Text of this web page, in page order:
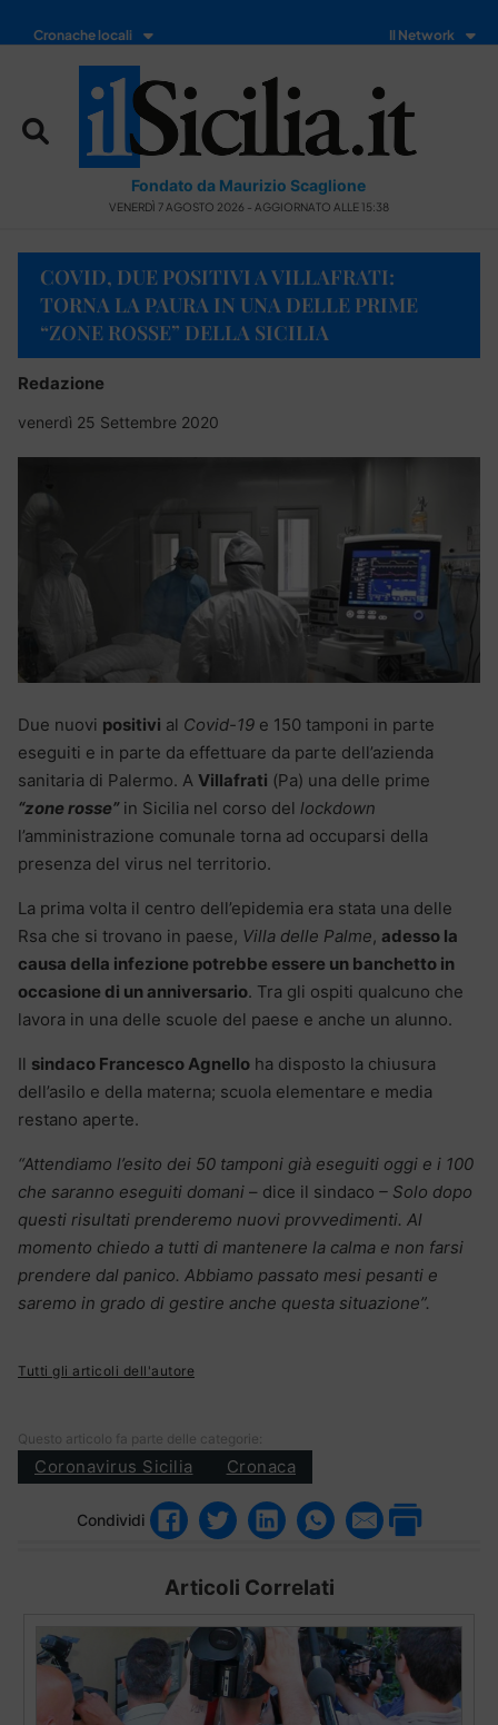
Cronache locali Il Network
Fondato da Maurizio Scaglione
VENERDÌ 7 AGOSTO 2026 - AGGIORNATO ALLE 15:38
COVID, DUE POSITIVI A VILLAFRATI:
TORNA LA PAURA IN UNA DELLE PRIME
“ZONE ROSSE” DELLA SICILIA
Redazione
venerdì 25 Settembre 2020
Due nuovi positivi al Covid-19 e 150 tamponi in parte
eseguiti e in parte da effettuare da parte dell’azienda
sanitaria di Palermo. A Villafrati (Pa) una delle prime
“zone rosse”in Sicilia nel corso del lockdown
l’amministrazione comunale torna ad occuparsi della
presenza del virus nel territorio.
La prima volta il centro dell’epidemia era stata una delle
Rsa che si trovano in paese, Villa delle Palme, adesso la
causa della infezione potrebbe essere un banchetto in
occasione di un anniversario. Tra gli ospiti qualcuno che
lavora in una delle scuole del paese e anche un alunno.
Il sindaco Francesco Agnello ha disposto la chiusura
dell’asilo e della materna; scuola elementare e media
restano aperte.
“Attendiamo l’esito dei 50 tamponi già eseguiti oggi e i 100
che saranno eseguiti domani – dice il sindaco – Solo dopo
questi risultati prenderemo nuovi provvedimenti. Al
momento chiedo a tutti di mantenere la calma e non farsi
prendere dal panico. Abbiamo passato mesi pesanti e
saremo in grado di gestire anche questa situazione”.
Tutti gli articoli dell'autore
Questo articolo fa parte delle categorie:
Coronavirus Sicilia Cronaca
Condividi
Articoli Correlati